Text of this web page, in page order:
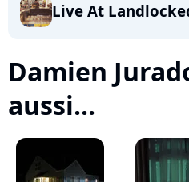
Live At
Damien
aussi...